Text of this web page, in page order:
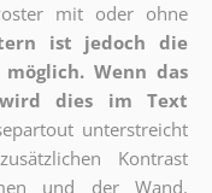
mit oder ohne
ist jedoch die
Wenn das
dies im Text
unterstreicht
Kontrast
und der Wand.